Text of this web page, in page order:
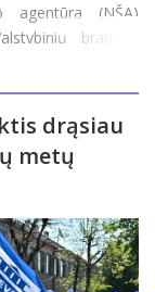
agentūra (NŠA)
brandos
sužinojo jau
pasir
drąsiau
metų